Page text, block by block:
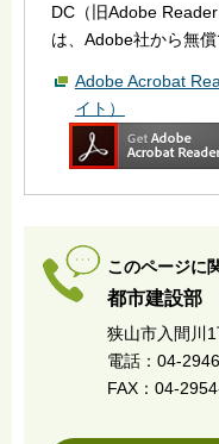
DC（旧Adobe
は、Adobe社から無
Adobe Acrobat
イト）
このページに
都市建設部
狭山市入間川
電話：04-
FAX：04-